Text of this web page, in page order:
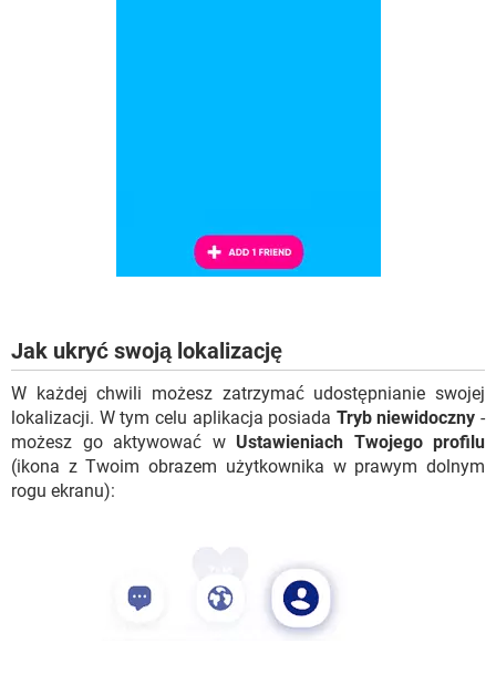
Jak ukryć swoją lokalizację
W każdej chwili możesz zatrzymać udostępnianie swojej
lokalizacji. W tym celu aplikacja posiada Tryb niewidoczny -
możesz go aktywować w Ustawieniach Twojego profilu
(ikona z Twoim obrazem użytkownika w prawym dolnym
rogu ekranu):